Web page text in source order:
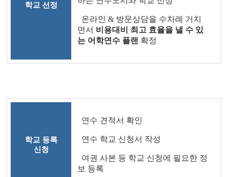
학교 선정
온라인 & 방문상담을 수차례 거치
면서 비용대비 최고 효율을 낼 수 있
는 어학연수 플랜 확정
학교 등록
신청
연수 견적서 확인
연수 학교 신청서 작성
여권 사본 등 학교 신청에 필요한 정
보 등록